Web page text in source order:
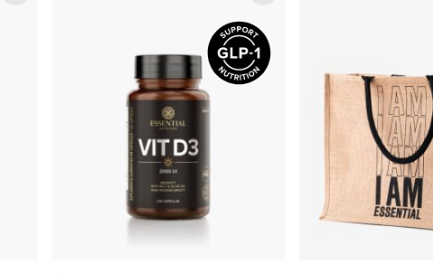
lista
de